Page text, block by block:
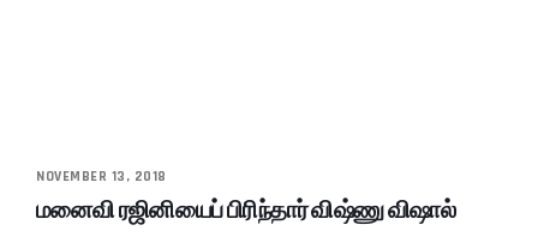
NOVEMBER 13, 2018
மனைவி ரஜினியைப் பிரிந்தார் விஷ்ணு விஷால்